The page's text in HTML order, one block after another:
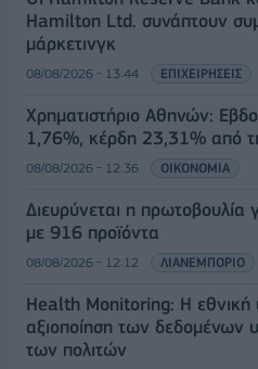
Hamilton Ltd. συνάπτουν
μάρκετινγκ
08/08/2026 - 13:44 ΕΠΙΧΕΙΡΗΣΕΙΣ
Χρηματιστήριο Αθηνών:
1,76%, κέρδη 23,31% από
08/08/2026 - 12:36 ΟΙΚΟΝΟΜΙΑ
Διευρύνεται η πρωτοβουλία
με 916 προϊόντα
08/08/2026 - 12:12 ΛΙΑΝΕΜΠΟΡΙΟ
Health Monitoring: Η εθνική
αξιοποίηση των δεδομένων
των πολιτών